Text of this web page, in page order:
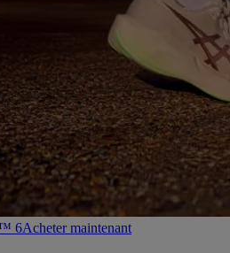
6Acheter maintenant